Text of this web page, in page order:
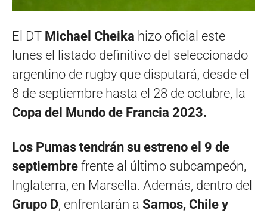
El DT Michael Cheika hizo oficial este
lunes el listado definitivo del seleccionado
argentino de rugby que disputará, desde el
8 de septiembre hasta el 28 de octubre, la
Copa del Mundo de Francia 2023.
Los Pumas tendrán su estreno el 9 de
septiembre frente al último subcampeón,
Inglaterra, en Marsella. Además, dentro del
Grupo D, enfrentarán a Samos, Chile y